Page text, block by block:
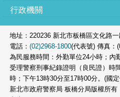
行政機關
地址：220236 新北市板橋區文化路一
電話： (02)2968-1800(代表號) 傳真：
為民服務時間：外勤單位24小時；內
受理警察刑事紀錄證明（良民證）時
時；下午13時30分至17時00分。(國定
新北市政府警察局 板橋分局版權所有